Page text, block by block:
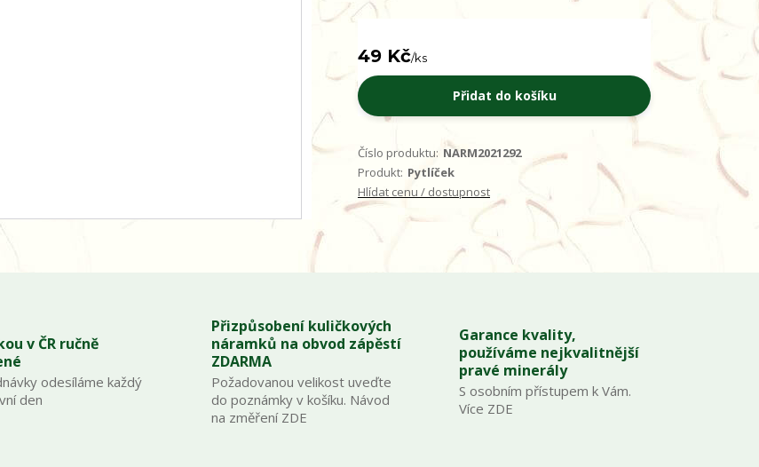
49 Kč/ks
Přidat do košíku
Číslo produktu: NARM2021292
Produkt: Pytlíček
Hlídat cenu / dostupnost
v ČR ručně
odesíláme každý
den
Přizpůsobení kuličkových
náramků na obvod zápěstí
ZDARMA
Požadovanou velikost uveďte
do poznámky v košíku. Návod
na změření ZDE
Garance kvality,
používáme nejkvalitnější
pravé minerály
S osobním přístupem k Vám.
Více ZDE